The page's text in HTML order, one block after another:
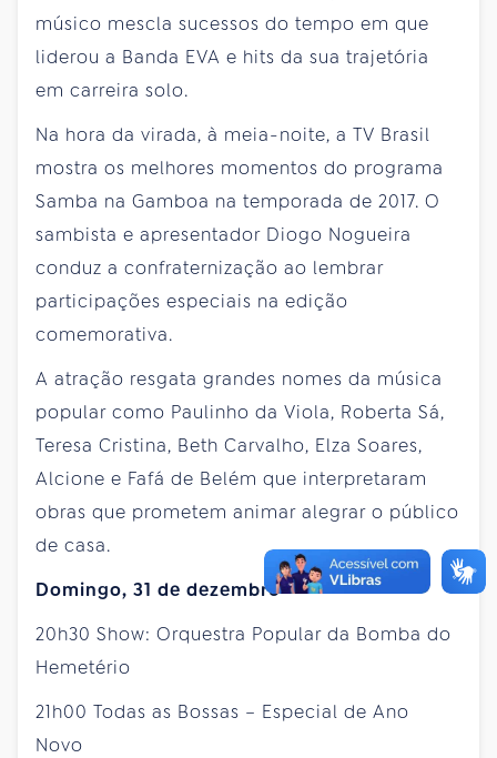
músico mescla sucessos do tempo em que
liderou a Banda EVA e hits da sua trajetória
em carreira solo.
Na hora da virada, à meia-noite, a TV Brasil
mostra os melhores momentos do programa
Samba na Gamboa na temporada de 2017. O
sambista e apresentador Diogo Nogueira
conduz a confraternização ao lembrar
participações especiais na edição
comemorativa.
A atração resgata grandes nomes da música
popular como Paulinho da Viola, Roberta Sá,
Teresa Cristina, Beth Carvalho, Elza Soares,
Alcione e Fafá de Belém que interpretaram
obras que prometem animar alegrar o público
de casa.
Domingo, 31 de dezembro
20h30 Show: Orquestra Popular da Bomba do
Hemetério
21h00 Todas as Bossas – Especial de Ano
Novo